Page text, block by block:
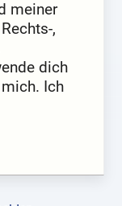
meiner
,
dich
Ich